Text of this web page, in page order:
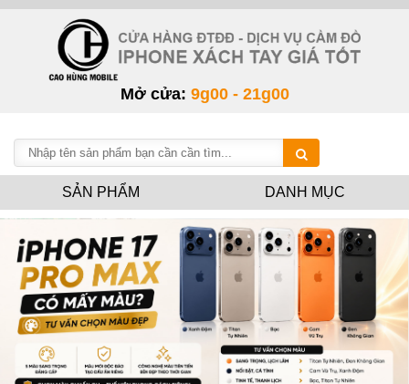
Mở cửa: 9g00 - 21g00
SẢN PHẨM DANH MỤC